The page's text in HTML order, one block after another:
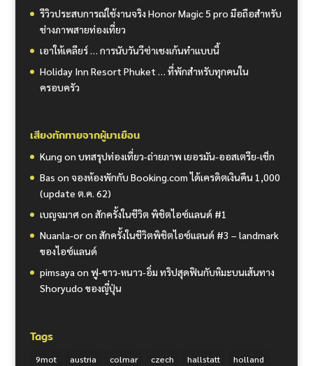
รีวิวประสบการณ์ใช้งานจริง Honor Magic 5 pro มือถือสำหรับ
ช่างภาพสายท่องเที่ยว
เอาให้เคลียร์ … การนับวันวีซ่าเชงเก้นทำแบบนี้
Holiday Inn Resort Phuket … ที่พักสำหรับทุกคนใน
ครอบครัว
เสียงทักทายจากผู้มาเยือน
Kung on บทสรุปท่องเที่ยว-ถ่ายภาพ เยอรมัน-ออสเตรีย-เช็ก
Bas on จองห้องพักกับ Booking.com ได้เครดิตเงินคืน 1,000
(update ต.ค. 62)
เบญจมาศon สักครั้งในชีวิต พิชิตไอซ์แลนด์ #1
Nuanla-oron สักครั้งในชีวิตพิชิตไอซ์แลนด์ #3 – landmark
ของไอซ์แลนด์
pimsaya on ฟู-ขาว-หนาว-อิ่ม ทริปสุดฟินกับหิมะบนเส้นทาง
Shoryudo ของญี่ปุ่น
Tags
9mot austria colmar czech hallstatt
holland